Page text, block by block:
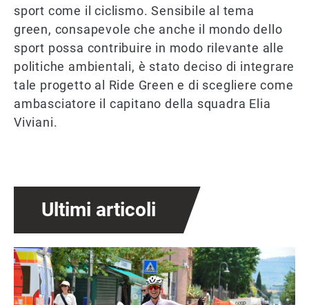
sport come il ciclismo. Sensibile al tema
green, consapevole che anche il mondo dello
sport possa contribuire in modo rilevante alle
politiche ambientali, è stato deciso di integrare
tale progetto al Ride Green e di scegliere come
ambasciatore il capitano della squadra Elia
Viviani.
Ultimi articoli
Immagine